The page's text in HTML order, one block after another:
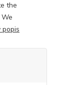
the
popis